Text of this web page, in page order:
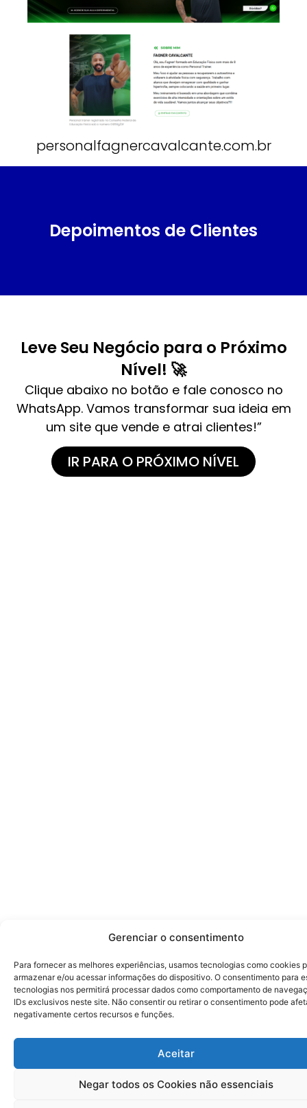
Gerenciar o consentimento
Para fornecer as melhores experiências, usamos tecnologias como cookies
armazenar e/ou acessar informações do dispositivo. O consentimento para
tecnologias nos permitirá processar dados como comportamento de
IDs exclusivos neste site. Não consentir ou retirar o consentimento pode
negativamente certos recursos e funções.
Aceitar
Negar todos os Cookies não essenciais
personalfagnercavalcante.com.br
Depoimentos de Clientes
Leve Seu Negócio para o Próximo
Nível! 🚀
Clique abaixo no botão e fale conosco no
WhatsApp. Vamos transformar sua ideia em
um site que vende e atrai clientes!”
IR PARA O PRÓXIMO NÍVEL